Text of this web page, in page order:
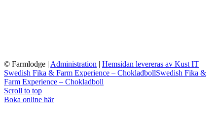
© Farmlodge | Administration | Hemsidan levereras av Kust IT
Swedish Fika & Farm Experience – ChokladbollSwedish Fika &
Farm Experience – Chokladboll
Scroll to top
Boka online här